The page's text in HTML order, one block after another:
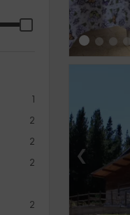
1
2
2
2
2
‹